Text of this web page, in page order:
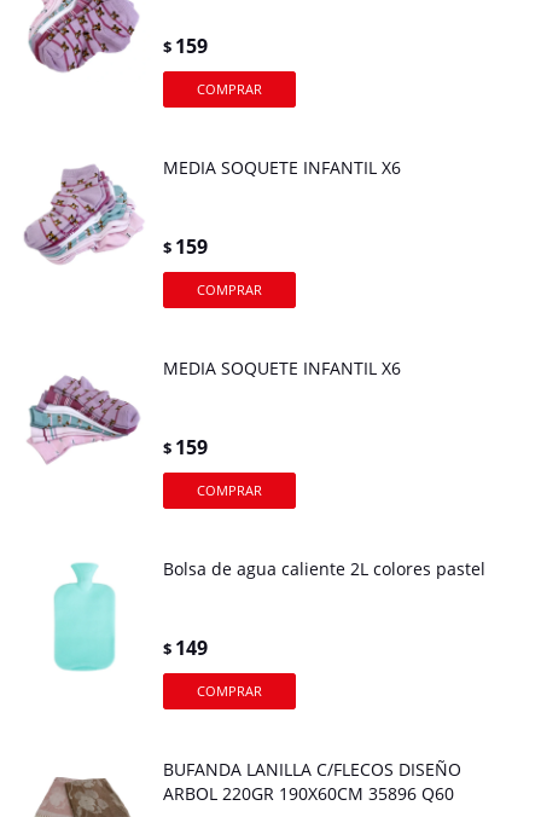
$ 159
MEDIA SOQUETE INFANTIL X6
$ 159
MEDIA SOQUETE INFANTIL X6
$ 159
Bolsa de agua caliente 2L colores pastel
$ 149
BUFANDA LANILLA C/FLECOS DISEÑO
ARBOL 220GR 190X60CM 35896 Q60